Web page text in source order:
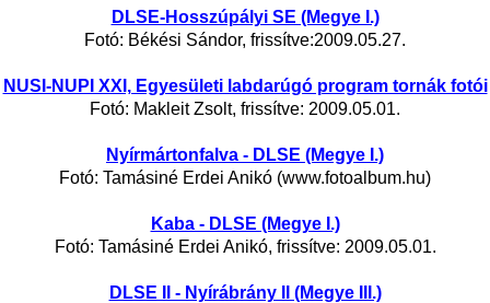
DLSE-Hosszúpályi SE (Megye I.)
Fotó: Békési Sándor, frissítve:2009.05.27.
NUSI-NUPI XXI, Egyesületi labdarúgó program tornák fotói
Fotó: Makleit Zsolt, frissítve: 2009.05.01.
Nyírmártonfalva - DLSE (Megye I.)
Fotó: Tamásiné Erdei Anikó (www.fotoalbum.hu)
Kaba - DLSE (Megye I.)
Fotó: Tamásiné Erdei Anikó, frissítve: 2009.05.01.
DLSE II - Nyírábrány II (Megye III.)